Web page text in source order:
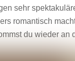
sehr
romantisch
du wieder an